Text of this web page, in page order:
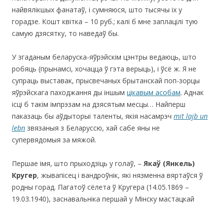
найвялікшых фанатаў, і сумняюся, што тысячы іх у
горадзе. Кошт квітка – 10 руб.; калі б мне заплацілі тую
самую дзясятку, то наведаў бы.
У згаданым беларуска-яўрэйскім цэнтры ведаюць, што
робяць (прынамсі, хочацца ў гэта верыць), і ўсё ж. Я не
супраць выставак, прысвечаных брытанскай поп-зорцы
яўрэйскага паходжання ды іншым цікавым асобам. Аднак
ісці б такім імпрэзам на дзясятым месцы… Найперш
паказаць бы аўдыторыі таленты, якія насамрэч mit lajb un
lebn звязаныя з Беларуссю, хай сабе яны не
супервядомыя за мяжой.
Першае імя, што прыходзіць у голаў, – Якаў (Янкель)
Кругер, жывапісец і вандроўнік, які нязменна вяртаўся ў
родны горад. Пагатоў сёлета ў Кругера (14.05.1869 –
19.03.1940), заснавальніка першай у Мінску мастацкай